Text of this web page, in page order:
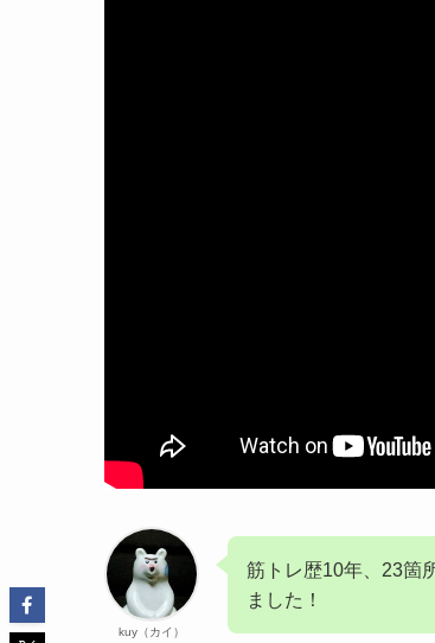
kuy（カイ）
筋トレ歴10年、23箇
ました！